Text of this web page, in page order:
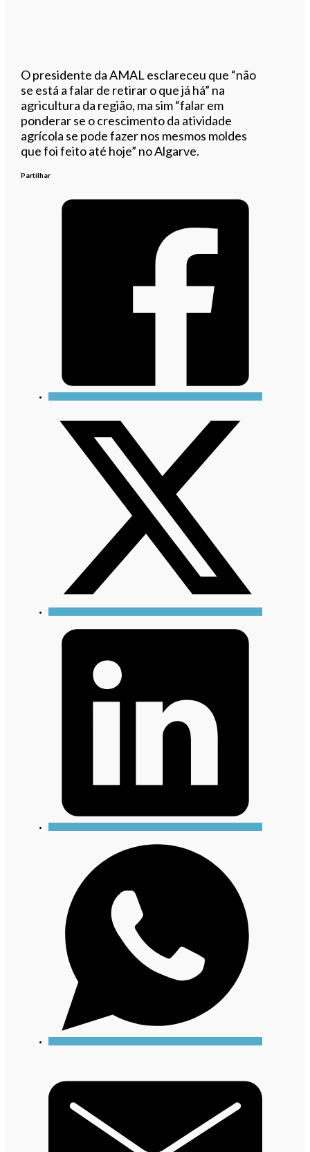
O presidente da AMAL esclareceu que “não
se está a falar de retirar o que já há” na
agricultura da região, ma sim “falar em
ponderar se o crescimento da atividade
agrícola se pode fazer nos mesmos moldes
que foi feito até hoje” no Algarve.
Partilhar